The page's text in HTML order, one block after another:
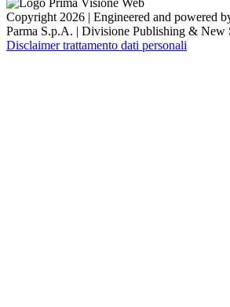
Copyright 2026 | Engineered and powered
Parma S.p.A. | Divisione Publishing & New
Disclaimer trattamento dati personali